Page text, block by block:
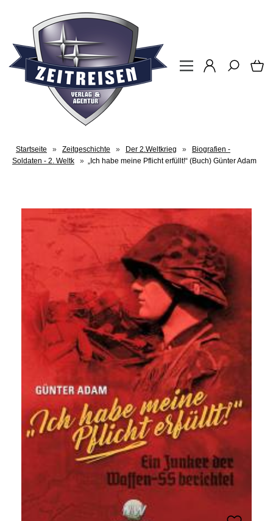
Startseite » Zeitgeschichte » Der 2.Weltkrieg »
Biografien -
Soldaten - 2. Weltk
» „Ich habe meine Pflicht erfüllt!“ (Buch) Günter Adam